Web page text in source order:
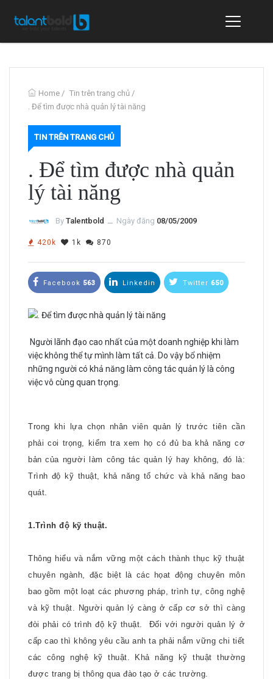
Home / Tin trên trang chủ /
. Để tìm được nhà quản lý tài năng
TIN TRÊN TRANG CHỦ
. Để tìm được nhà quản
lý tài năng
By Talentbold ــ Ngày đăng 08/05/2009
420k 1k 870
Facebook 563 Linkedin Twitter 650
Người lãnh đạo cao nhất của một doanh nghiệp khi làm
việc không thể tự mình làm tất cả. Do vậy bổ nhiệm
những người có khả năng làm công tác quản lý là công
việc vô cùng quan trọng.
Trong khi lựa chọn nhân viên quản lý trước tiên cần
phải coi trọng, kiểm tra xem họ có đủ ba khả năng cơ
bản của người làm công tác quản lý hay không, đó là:
Trình độ kỹ thuật, khả năng tổ chức và khả năng bao
quát.
1.Trình độ kỹ thuật.
Thông hiểu và nắm vững một cách thành thục kỹ thuật
chuyên ngành, đặc biệt là các họat động chuyên môn
bao gồm một loạt các phương pháp, trình tự, công nghệ
và kỹ thuật. Người quản lý càng ở cấp cơ sở thì càng
đòi phải có trình độ kỹ thuật.
Đối với người quản lý ở
cấp cao thì không yêu cầu anh ta phải nắm vững chi tiết
các công nghệ kỹ thuật. Khả năng kỹ thuật thường
được trang bị thông qua đào tạo ở các trường.